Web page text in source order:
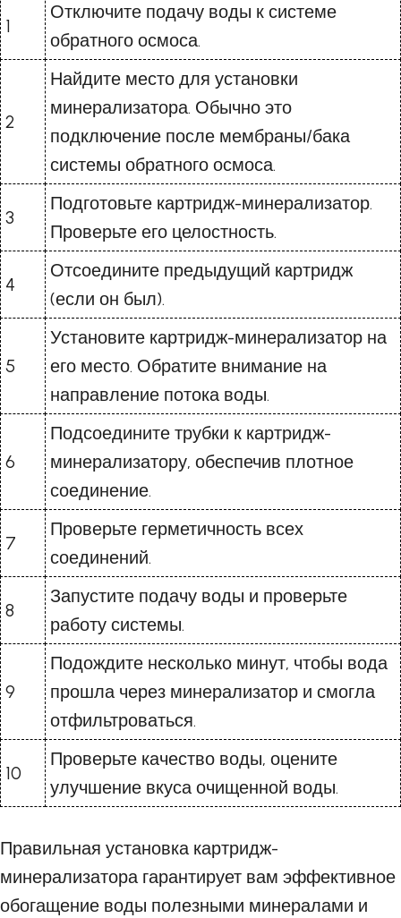
1
Отключите подачу воды к системе
обратного осмоса.
2
Найдите место для установки
минерализатора. Обычно это
подключение после мембраны/бака
системы обратного осмоса.
3
Подготовьте картридж-минерализатор.
Проверьте его целостность.
4
Отсоедините предыдущий картридж
(если он был).
5
Установите картридж-минерализатор на
его место. Обратите внимание на
направление потока воды.
6
Подсоедините трубки к картридж-
минерализатору, обеспечив плотное
соединение.
7
Проверьте герметичность всех
соединений.
8
Запустите подачу воды и проверьте
работу системы.
9
Подождите несколько минут, чтобы вода
прошла через минерализатор и смогла
отфильтроваться.
10
Проверьте качество воды, оцените
улучшение вкуса очищенной воды.
Правильная установка картридж-
минерализатора гарантирует вам эффективное
обогащение воды полезными минералами и